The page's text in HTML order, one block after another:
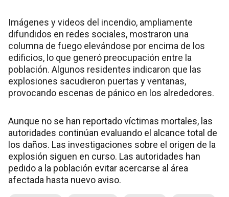
Imágenes y videos del incendio, ampliamente
difundidos en redes sociales, mostraron una
columna de fuego elevándose por encima de los
edificios, lo que generó preocupación entre la
población. Algunos residentes indicaron que las
explosiones sacudieron puertas y ventanas,
provocando escenas de pánico en los alrededores.
Aunque no se han reportado víctimas mortales, las
autoridades continúan evaluando el alcance total de
los daños. Las investigaciones sobre el origen de la
explosión siguen en curso. Las autoridades han
pedido a la población evitar acercarse al área
afectada hasta nuevo aviso.